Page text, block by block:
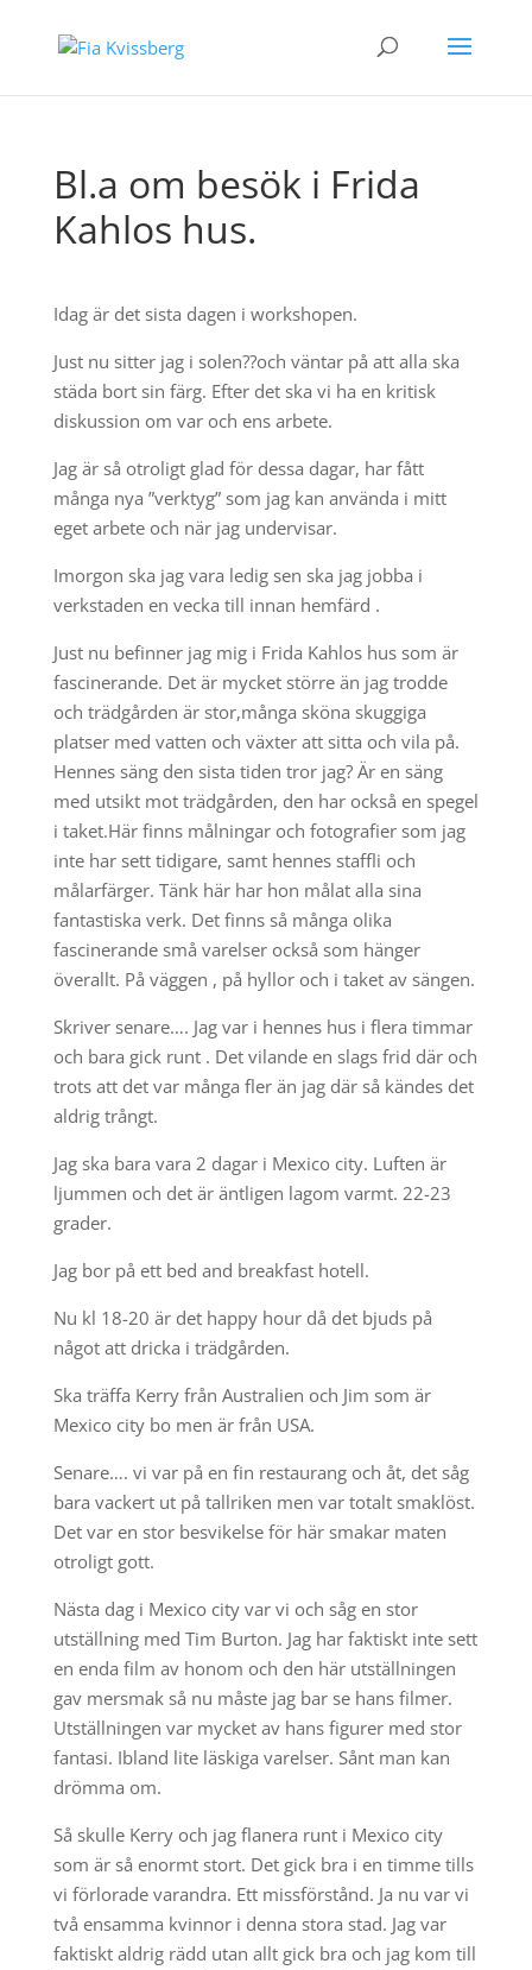
Bl.a om besök i Frida
Kahlos hus.
Idag är det sista dagen i workshopen.
Just nu sitter jag i solen??och väntar på att alla ska
städa bort sin färg. Efter det ska vi ha en kritisk
diskussion om var och ens arbete.
Jag är så otroligt glad för dessa dagar, har fått
många nya ”verktyg” som jag kan använda i mitt
eget arbete och när jag undervisar.
Imorgon ska jag vara ledig sen ska jag jobba i
verkstaden en vecka till innan hemfärd .
Just nu befinner jag mig i Frida Kahlos hus som är
fascinerande. Det är mycket större än jag trodde
och trädgården är stor,många sköna skuggiga
platser med vatten och växter att sitta och vila på.
Hennes säng den sista tiden tror jag? Är en säng
med utsikt mot trädgården, den har också en spegel
i taket.Här finns målningar och fotografier som jag
inte har sett tidigare, samt hennes staffli och
målarfärger. Tänk här har hon målat alla sina
fantastiska verk. Det finns så många olika
fascinerande små varelser också som hänger
överallt. På väggen , på hyllor och i taket av sängen.
Skriver senare…. Jag var i hennes hus i flera timmar
och bara gick runt . Det vilande en slags frid där och
trots att det var många fler än jag där så kändes det
aldrig trångt.
Jag ska bara vara 2 dagar i Mexico city. Luften är
ljummen och det är äntligen lagom varmt. 22-23
grader.
Jag bor på ett bed and breakfast hotell.
Nu kl 18-20 är det happy hour då det bjuds på
något att dricka i trädgården.
Ska träffa Kerry från Australien och Jim som är
Mexico city bo men är från USA.
Senare…. vi var på en fin restaurang och åt, det såg
bara vackert ut på tallriken men var totalt smaklöst.
Det var en stor besvikelse för här smakar maten
otroligt gott.
Nästa dag i Mexico city var vi och såg en stor
utställning med Tim Burton. Jag har faktiskt inte sett
en enda film av honom och den här utställningen
gav mersmak så nu måste jag bar se hans filmer.
Utställningen var mycket av hans figurer med stor
fantasi. Ibland lite läskiga varelser. Sånt man kan
drömma om.
Så skulle Kerry och jag flanera runt i Mexico city
som är så enormt stort. Det gick bra i en timme tills
vi förlorade varandra. Ett missförstånd. Ja nu var vi
två ensamma kvinnor i denna stora stad. Jag var
faktiskt aldrig rädd utan allt gick bra och jag kom till